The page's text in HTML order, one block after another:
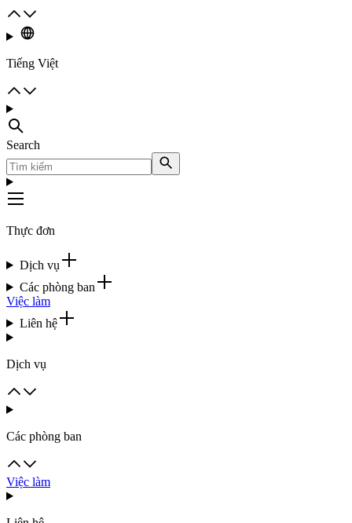
Tiếng Việt
Search
Thực đơn
Dịch vụ
Các phòng ban
Việc làm
Liên hệ
Dịch vụ
Các phòng ban
Việc làm